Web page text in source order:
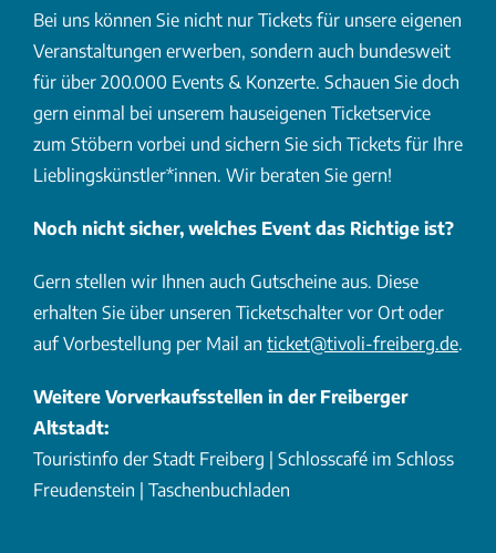
Bei uns können Sie nicht nur Tickets für unsere eigenen
Veranstaltungen erwerben, sondern auch bundesweit
für über 200.000 Events & Konzerte. Schauen Sie doch
gern einmal bei unserem hauseigenen Ticketservice
zum Stöbern vorbei und sichern Sie sich Tickets für Ihre
Lieblingskünstler*innen. Wir beraten Sie gern!
Noch nicht sicher, welches Event das Richtige ist?
Gern stellen wir Ihnen auch Gutscheine aus. Diese
erhalten Sie über unseren Ticketschalter vor Ort oder
auf Vorbestellung per Mail an ticket@tivoli-freiberg.de.
Weitere Vorverkaufsstellen in der Freiberger
Altstadt:
Touristinfo der Stadt Freiberg | Schlosscafé im Schloss
Freudenstein | Taschenbuchladen